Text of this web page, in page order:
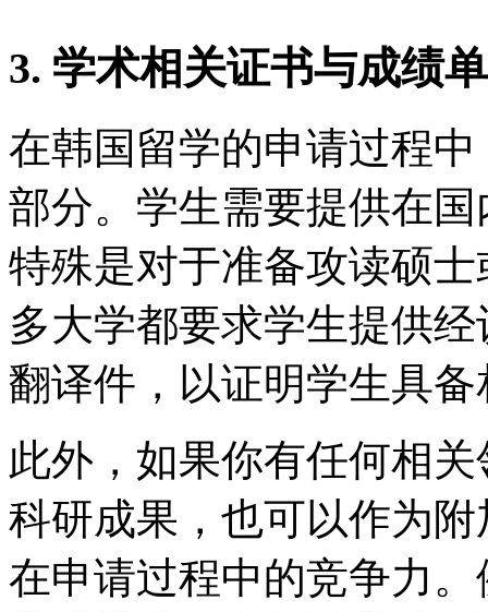
3. 学术相关证书与成绩单
在韩国留学的申请过程
部分。学生需要提供在
特殊是对于准备攻读硕
多大学都要求学生提供
翻译件，以证明学生具
此外，如果你有任何相
科研成果，也可以作为
在申请过程中的竞争力